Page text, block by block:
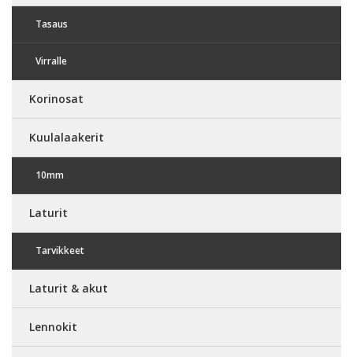
Tasaus
Virralle
Korinosat
Kuulalaakerit
10mm
Laturit
Tarvikkeet
Laturit & akut
Lennokit